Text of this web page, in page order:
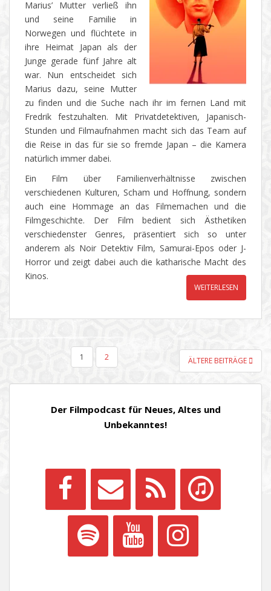
Marius’ Mutter verließ ihn
und seine Familie in
Norwegen und flüchtete in
ihre Heimat Japan als der
Junge gerade fünf Jahre alt
war. Nun entscheidet sich
Marius dazu, seine Mutter
zu finden und die Suche nach ihr im fernen Land mit
Fredrik festzuhalten. Mit Privatdetektiven, Japanisch-
Stunden und Filmaufnahmen macht sich das Team auf
die Reise in das für sie so fremde Japan – die Kamera
natürlich immer dabei.
Ein Film über Familienverhältnisse zwischen
verschiedenen Kulturen, Scham und Hoffnung, sondern
auch eine Hommage an das Filmemachen und die
Filmgeschichte. Der Film bedient sich Ästhetiken
verschiedenster Genres, präsentiert sich so unter
anderem als Noir Detektiv Film, Samurai-Epos oder J-
Horror und zeigt dabei auch die katharische Macht des
Kinos.
WEITERLESEN
SEITENNUMMERIERUNG
BEITRÄGE
1 2 ÄLTERE BEITRÄGE
Der Filmpodcast für Neues, Altes und
Unbekanntes!